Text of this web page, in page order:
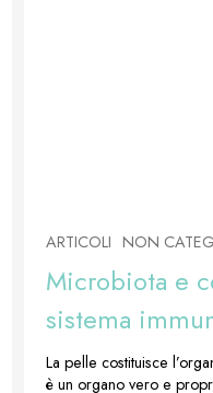
ARTICOLI NON
Microbiota e
sistema
La pelle costituisce
è un organo vero e